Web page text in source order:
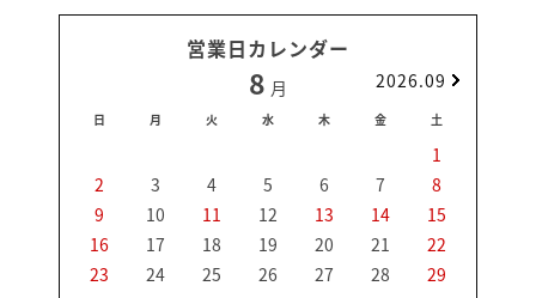
営業日カレンダー
8 月 2026.09
日 月 火 水 木 金 土
1
2
3 4 5 6 7
8
9
10 11 12 13 14
15
16
17 18 19 20 21
22
23
24 25 26 27 28
29